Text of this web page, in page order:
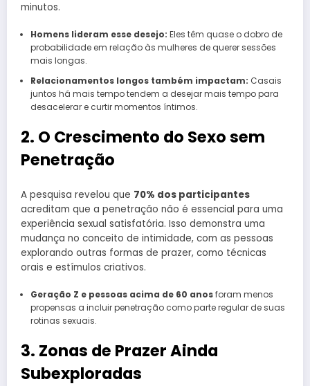
minutos.
Homens lideram esse desejo: Eles têm quase o dobro de
probabilidade em relação às mulheres de querer sessões
mais longas.
Relacionamentos longos também impactam: Casais
juntos há mais tempo tendem a desejar mais tempo para
desacelerar e curtir momentos íntimos.
2. O Crescimento do Sexo sem
Penetração
A pesquisa revelou que 70% dos participantes
acreditam que a penetração não é essencial para uma
experiência sexual satisfatória. Isso demonstra uma
mudança no conceito de intimidade, com as pessoas
explorando outras formas de prazer, como técnicas
orais e estímulos criativos.
Geração Z e pessoas acima de 60 anosforam menos
propensas a incluir penetração como parte regular de suas
rotinas sexuais.
3. Zonas de Prazer Ainda
Subexploradas